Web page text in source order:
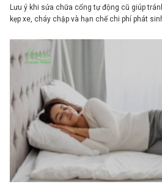
Lưu ý khi sửa chữa cổng tự động cũ giúp
kẹp xe, cháy chập và hạn chế chi phí phát